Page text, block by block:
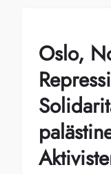
Oslo,